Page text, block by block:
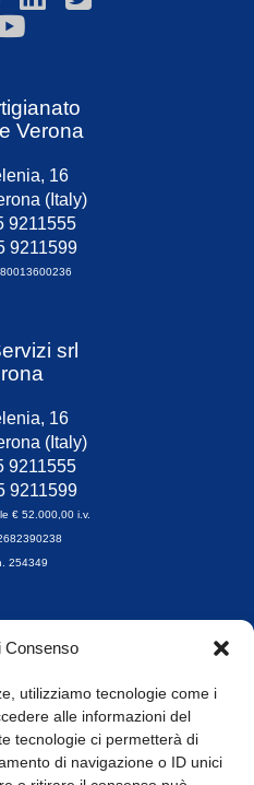
Consenso
utilizziamo tecnologie come i
alle informazioni del
tecnologie ci permetterà di
di navigazione o ID unici
Verona
16
(Italy)
9211555
9211599
srl
16
(Italy)
9211555
9211599
€ 52.000,00 i.v.
254349
apertura
14.00-17.30